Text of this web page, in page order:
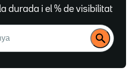
durada i el % de visibilitat